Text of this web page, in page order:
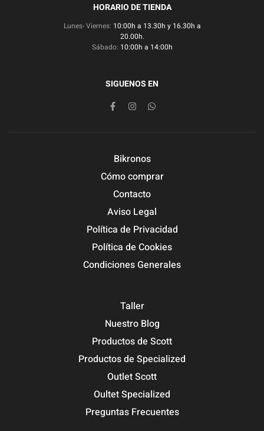
HORARIO DE TIENDA
Lunes- Viernes: 10:00h a 13.30h y 16.30h a
20.00h.
Sábado: 10:00h a 14:00h
SIGUENOS EN
Bikronos
Cómo comprar
Contacto
Aviso Legal
Política de Privacidad
Política de Cookies
Condiciones Generales
Taller
Nuestro Blog
Productos de Scott
Productos de Specialized
Outlet Scott
Oultet Specialized
Preguntas Frecuentes